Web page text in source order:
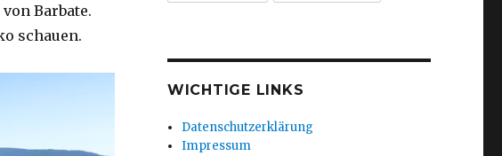
Barbate.
schauen.
WICHTIGE LINKS
Datenschutzerklärung
Impressum